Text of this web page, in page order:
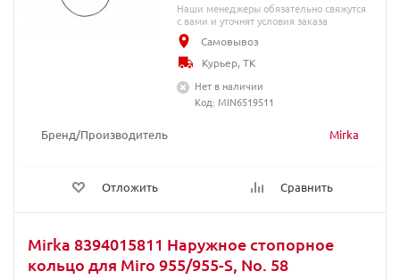
Бренд/Производитель Mirka
Отложить Сравнить
Наши менеджеры обязательно свяжутся
с вами и уточнят условия заказа
Самовывоз
Курьер, ТК
Нет в наличии
Код: MIN6519511
Mirka 8394015811 Наружное стопорное
кольцо для Miro 955/955-S, No. 58